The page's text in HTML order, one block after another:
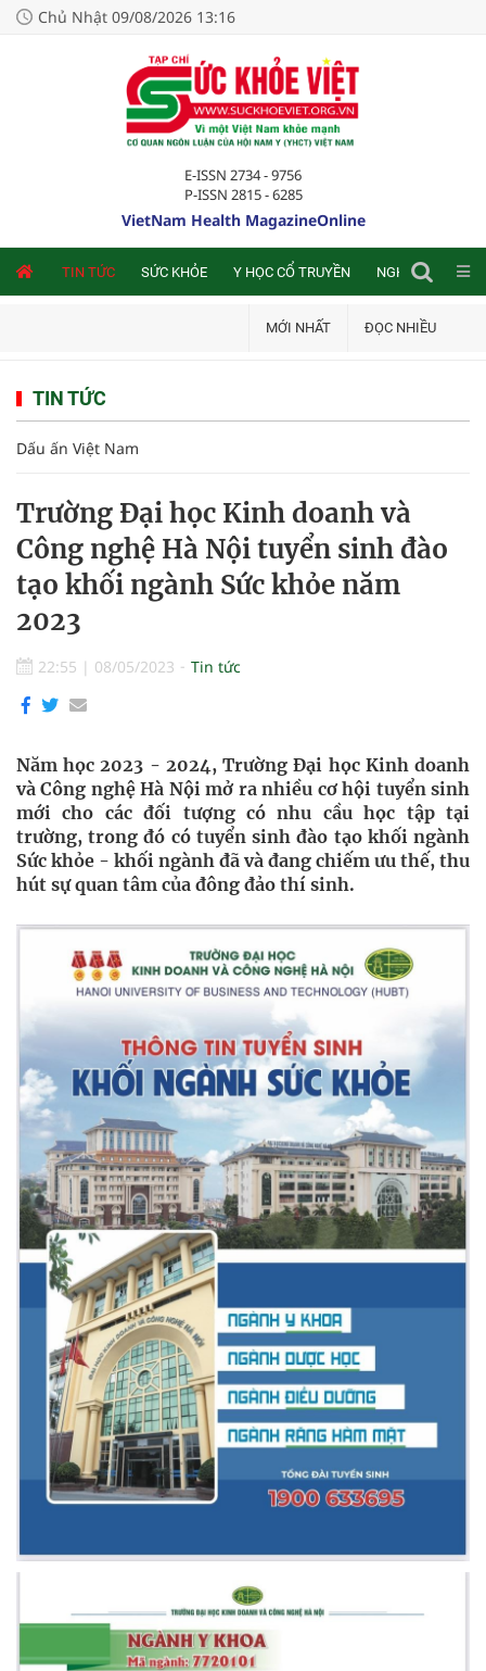
Chủ Nhật 09/08/2026 13:16
E-ISSN 2734 - 9756
P-ISSN 2815 - 6285
VietNam Health MagazineOnline
TIN TỨC SỨC KHỎE Y HỌC CỔ TRUYỀN NGHIÊN CỨU
MỚI NHẤT ĐỌC NHIỀU
TIN TỨC
Dấu ấn Việt Nam
Trường Đại học Kinh doanh và
Công nghệ Hà Nội tuyển sinh đào
tạo khối ngành Sức khỏe năm
2023
22:55 | 08/05/2023 Tin tức
Năm học 2023 - 2024, Trường Đại học Kinh doanh
và Công nghệ Hà Nội mở ra nhiều cơ hội tuyển sinh
mới cho các đối tượng có nhu cầu học tập tại
trường, trong đó có tuyển sinh đào tạo khối ngành
Sức khỏe - khối ngành đã và đang chiếm ưu thế, thu
hút sự quan tâm của đông đảo thí sinh.